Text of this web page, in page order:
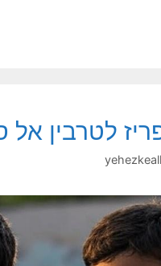
לטרבין אל